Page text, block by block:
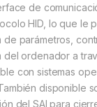
de
HID, lo que le
de parámetros,
del ordenador a
con sistemas
disponible
del SAI para